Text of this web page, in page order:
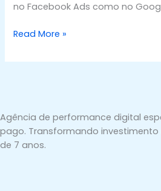
no Facebook Ads como no
Read More »
Agência de performance digital
pago. Transformando
de 7 anos.